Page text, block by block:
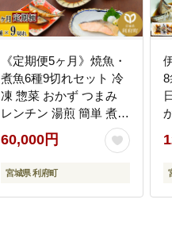
《定期便5ヶ月》焼魚・
煮魚6種9切れセット 冷
凍 惣菜 おかず つまみ
レンチン 湯煎 簡単 煮物
煮付 塩焼 [煮魚 焼き魚
塩焼 鮭 サバ さば さん
ま いわし かれい 冷凍
チン 湯煎 簡単 煮物 煮
60,000円
宮城県 利府町
[